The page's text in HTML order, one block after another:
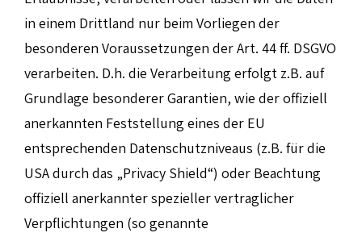
in einem Drittland nur beim Vorliegen der
besonderen Voraussetzungen der Art. 44 ff. DSGVO
verarbeiten. D.h. die Verarbeitung erfolgt z.B. auf
Grundlage besonderer Garantien, wie der offiziell
anerkannten Feststellung eines der EU
entsprechenden Datenschutzniveaus (z.B. für die
USA durch das „Privacy Shield“) oder Beachtung
offiziell anerkannter spezieller vertraglicher
Verpflichtungen (so genannte